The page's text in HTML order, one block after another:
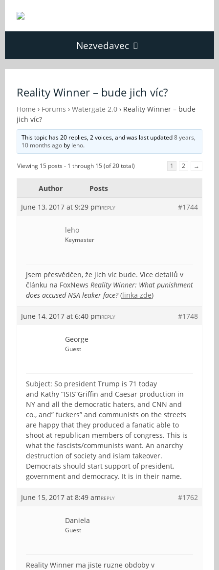
Nezvedavec
Fórum
O Nezvědavci
Kontakt
Reality Winner – bude jich víc?
Home › Forums › Watergate 2.0 › Reality Winner – bude
jich víc?
This topic has 20 replies, 2 voices, and was last updated8 years,
10 months ago by leho.
Viewing 15 posts - 1 through 15 (of 20 total) 1 2 →
Author
Posts
June 13, 2017 at 9:29 pm
#1744
REPLY
leho
Keymaster
Jsem přesvědčen, že jich víc bude. Více detailů v
článku na FoxNews Reality Winner: What punishment
does accused NSA leaker face?(linka zde)
June 14, 2017 at 6:40 pm #1748
REPLY
George
Guest
Subject: So president Trump is 71 today
and Kathy “ISIS”Griffin and Caesar production in
NY and all the democratic haters, and CNN and
co., and” fuckers” and communists on the streets
are happy that they produced a fanatic able to
shoot at republican members of congress. This is
what the fascists/communists want. An anarchy
destruction of society and islam takeover.
Democrats should start support of president,
government and democracy. It is in their name.
June 15, 2017 at 8:49 am #1762
REPLY
Daniela
Guest
Reality Winner ma jiste ruzne obdoby v